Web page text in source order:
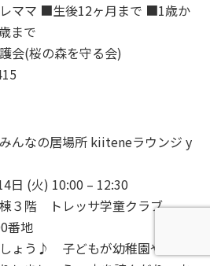
ママ ■生後12ヶ月まで ■1歳か
まで
会(桜の森を守る会)
んなの居場所 kiiteneラウンジ y
日 (火) 10:00 – 12:30
３階 トレッサ学童クラブ
番地
ょう♪ 子どもが幼稚園や学校